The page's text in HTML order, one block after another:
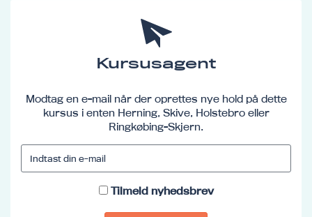
Kursusagent
Modtag en e-mail når der oprettes nye hold på dette
kursus i enten Herning, Skive, Holstebro eller
Ringkøbing-Skjern.
Tilmeld nyhedsbrev